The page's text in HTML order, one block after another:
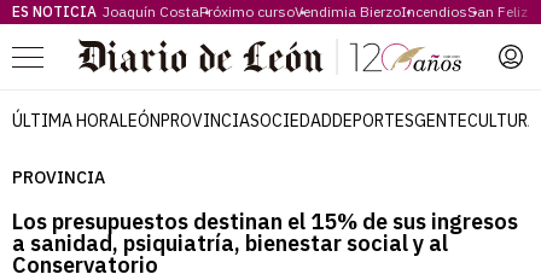
ES NOTICIA Joaquín CostaPróximo cursoVendimia BierzoIncendiosSan Feliz
Menú
ÚLTIMA HORALEÓNPROVINCIASOCIEDADDEPORTESGENTECULTURA
PROVINCIA
Los presupuestos destinan el 15% de sus ingresos
a sanidad, psiquiatría, bienestar social y al
Conservatorio